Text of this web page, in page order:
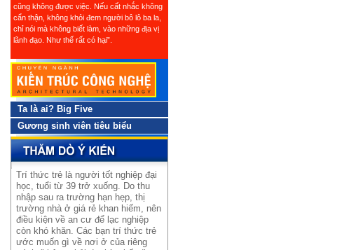
cũng không được việc. Nếu cất nhắc không
cẩn thận, không khỏi đem người bô lô ba la,
chỉ nói mà không biết làm, vào những địa vị
lãnh đạo. Như thế rất có hại”.
Ta là ai? Big Five
Gương sinh viên tiêu biểu
Trí thức trẻ là người tốt nghiệp đại
học, tuổi từ 39 trở xuống. Do thu
nhập sau ra trường hạn hẹp, thị
trường nhà ở giá rẻ khan hiếm, nên
điều kiện về an cư để lạc nghiệp
còn khó khăn. Các bạn trí thức trẻ
ước muốn gì về nơi ở của riêng